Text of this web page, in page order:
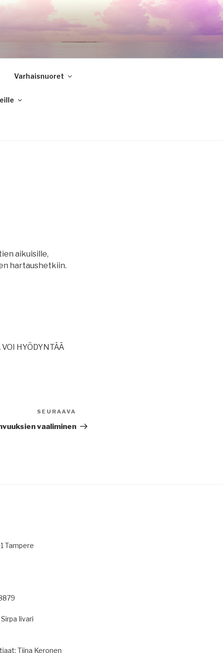
Varhaisnuoret
aikuisille,
hartaushetkiin.
HYÖDYNTÄÄ
artikkeli
SEURAAVA
vaaliminen
Tampere
Iivari
Tiina Keronen